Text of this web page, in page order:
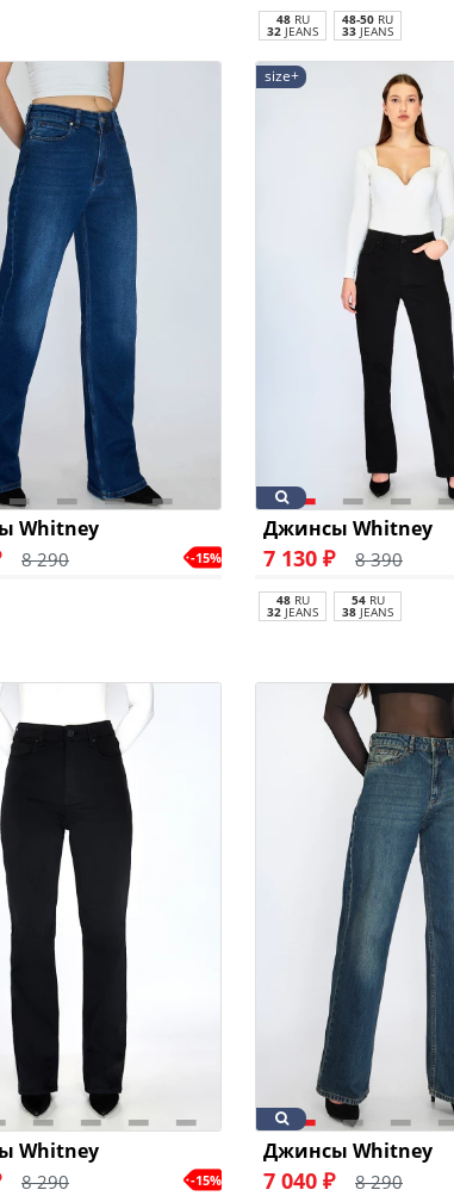
48RU
32 JEANS
48-50 RU
33 JEANS
Whitney
8 290 -15%
size+
Джинсы Whitney
7 130 ₽ 8 390
48RU
32 JEANS
54RU
38 JEANS
Whitney
8 290 -15%
Джинсы Whitney
7 040 ₽ 8 290